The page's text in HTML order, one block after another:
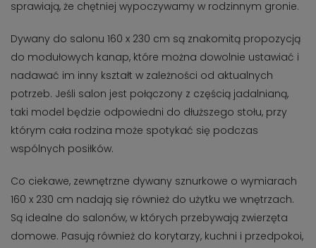
sprawiają, że chętniej wypoczywamy w rodzinnym gronie.
Dywany do salonu 160 x 230 cm są znakomitą propozycją
do modułowych kanap, które można dowolnie ustawiać i
nadawać im inny kształt w zależności od aktualnych
potrzeb. Jeśli salon jest połączony z częścią jadalnianą,
taki model będzie odpowiedni do dłuższego stołu, przy
którym cała rodzina może spotykać się podczas
wspólnych posiłków.
Co ciekawe, zewnętrzne dywany sznurkowe o wymiarach
160 x 230 cm nadają się również do użytku we wnętrzach.
Są idealne do salonów, w których przebywają zwierzęta
domowe. Pasują również do korytarzy, kuchni i przedpokoi,